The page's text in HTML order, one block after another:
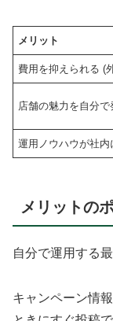
メリット
費用を抑えられる (
店舗の魅力を自分で
運用ノウハウが社内
メリットの
自分で運用する
キャンペーン情